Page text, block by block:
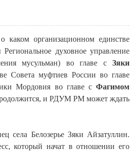
организационном единстве
духовное управление
мусульман) во главе с Зяки
Совета муфтиев России во главе
Мордовия во главе сФагимом
и РДУМ РМ может ждать
села Белозерье Зяки Айзатуллин.
который начат в отношении его